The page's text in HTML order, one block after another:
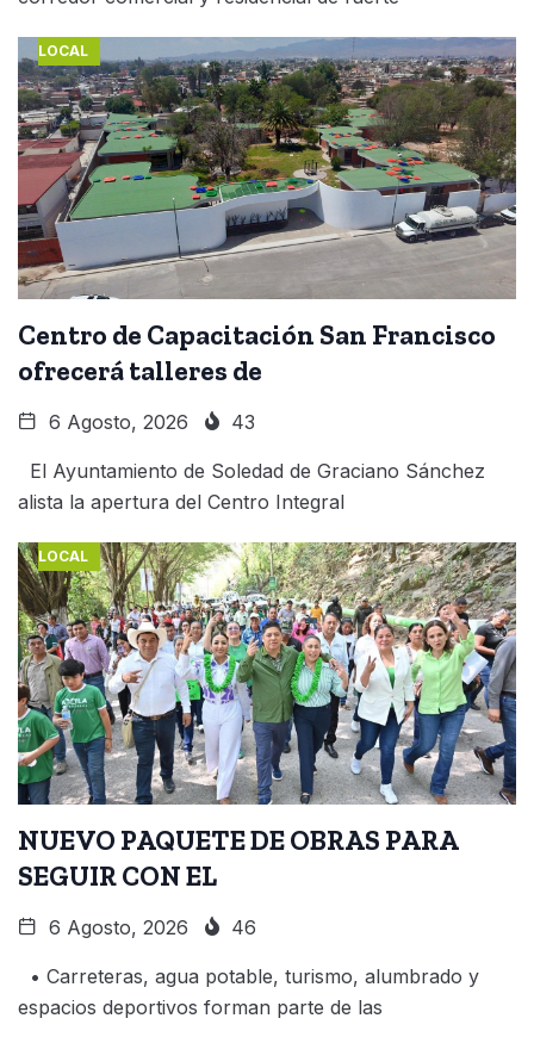
LOCAL
Centro de Capacitación San Francisco
ofrecerá talleres de
6 Agosto, 2026 43
El Ayuntamiento de Soledad de Graciano Sánchez
alista la apertura del Centro Integral
LOCAL
NUEVO PAQUETE DE OBRAS PARA
SEGUIR CON EL
6 Agosto, 2026 46
• Carreteras, agua potable, turismo, alumbrado y
espacios deportivos forman parte de las